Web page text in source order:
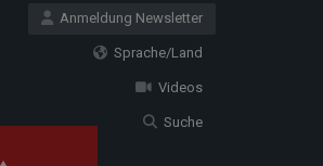
Anmeldung Newsletter
Sprache/Land
Videos
Suche